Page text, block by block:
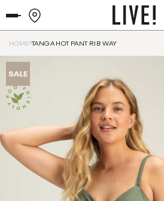
HOME TANGA HOT PANT RIB WAY